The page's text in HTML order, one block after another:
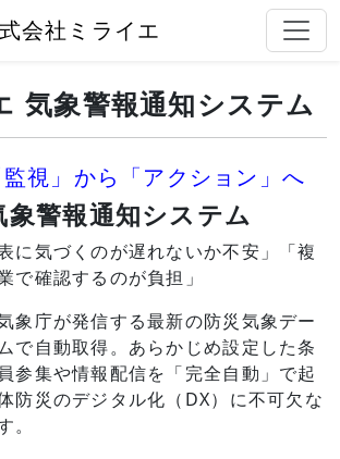
会社ミライエ
気象警報通知システム
視」から「アクション」へ
象警報通知システム
に気づくのが遅れないか不安」「複
で確認するのが負担」
象庁が発信する最新の防災気象デー
で自動取得。あらかじめ設定した条
参集や情報配信を「完全自動」で起
防災のデジタル化（DX）に不可欠な
。